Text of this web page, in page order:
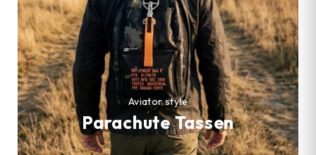
Parachute Tassen
Aviator style